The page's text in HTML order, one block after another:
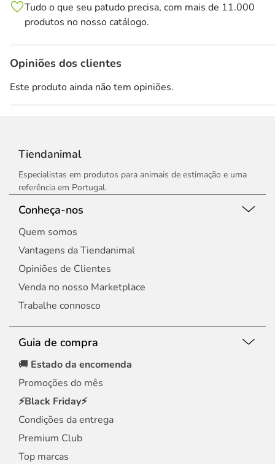
Tudo o que seu patudo precisa, com mais de 11.000
produtos no nosso catálogo.
Opiniões dos clientes
Este produto ainda não tem opiniões.
Tiendanimal
Especialistas em produtos para animais de estimação e uma
referência em Portugal.
Conheça-nos
Quem somos
Vantagens da Tiendanimal
Opiniões de Clientes
Venda no nosso Marketplace
Trabalhe connosco
Guia de compra
🚚 Estado da encomenda
Promoções do mês
⚡Black Friday⚡
Condições da entrega
Premium Club
Top marcas